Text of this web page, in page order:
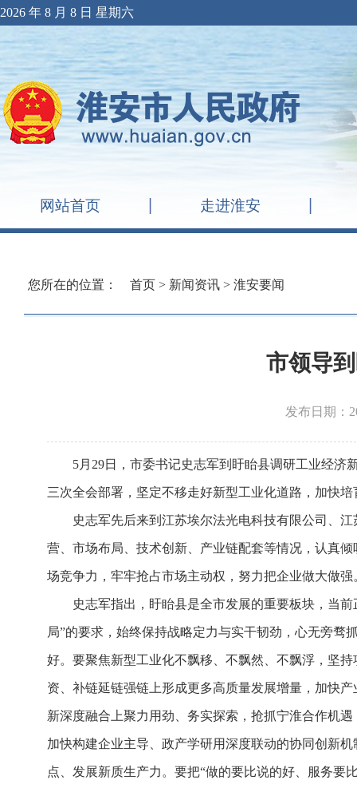
2026 年 8 月 8 日 星期六
网站首页 走进淮安
您所在的位置： 首页 > 新闻资讯 > 淮安要闻
市领导
发布日期：
5月29日，市委书记史志军到盱眙县调研工业经
三次全会部署，坚定不移走好新型工业化道路，加快
史志军先后来到江苏埃尔法光电科技有限公司、
营、市场布局、技术创新、产业链配套等情况，认真
场竞争力，牢牢抢占市场主动权，努力把企业做大做强
史志军指出，盱眙县是全市发展的重要板块，当
局”的要求，始终保持战略定力与实干韧劲，心无旁
好。要聚焦新型工业化不飘移、不飘然、不飘浮，坚
资、补链延链强链上形成更多高质量发展增量，加快
新深度融合上聚力用劲、务实探索，抢抓宁淮合作机
加快构建企业主导、政产学研用深度联动的协同创新
点、发展新质生产力。要把“做的要比说的好、服务要